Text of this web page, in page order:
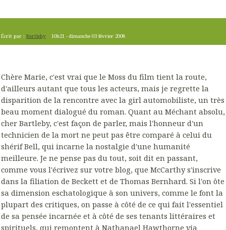
Écrit par : Bartleby 10h21 -dimanche 03 février 2008
Chère Marie, c'est vrai que le Moss du film tient la route,
d'ailleurs autant que tous les acteurs, mais je regrette la
disparition de la rencontre avec la girl automobiliste, un très
beau moment dialogué du roman. Quant au Méchant absolu,
cher Bartleby, c'est façon de parler, mais l'honneur d'un
technicien de la mort ne peut pas être comparé à celui du
shérif Bell, qui incarne la nostalgie d'une humanité
meilleure. Je ne pense pas du tout, soit dit en passant,
comme vous l'écrivez sur votre blog, que McCarthy s'inscrive
dans la filiation de Beckett et de Thomas Bernhard. Si l'on ôte
sa dimension eschatologique à son univers, comme le font la
plupart des critiques, on passe à côté de ce qui fait l'essentiel
de sa pensée incarnée et à côté de ses tenants littéraires et
spirituels, qui remontent à Nathanael Hawthorne via